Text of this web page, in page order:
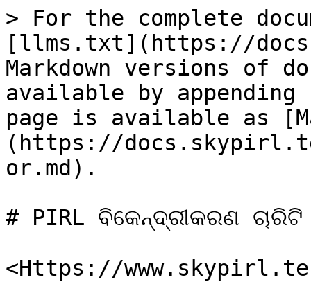
> For the complete
[llms.txt](https://
Markdown versions of
available by
page is available as
(https://
or.md).
# PIRL ବିକେନ୍ଦ୍ରୀକରଣ
<Https://